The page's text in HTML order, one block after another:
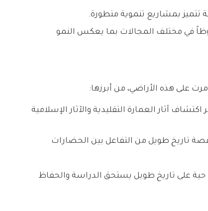
تتميز بمشاريع تنموية متطورة.
في مختلف المجالات بما يعكس النمو
على هذه الأراضي، من أبرزها:
آثار العمارة التقليدية والآثار الإسلامية
تاريخ طويل من التفاعل بين الحضارات
على تاريخ طويل يستحق الدراسة والحفاظ